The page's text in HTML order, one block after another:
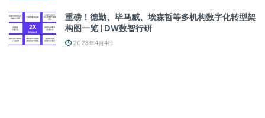
重磅！德勤、毕马威、埃森哲等多机构数字化转型架
构图一览 | DW数智行研
2023年4月4日